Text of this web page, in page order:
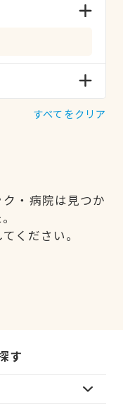
すべてをクリア
・病院は見つか
ください。
す